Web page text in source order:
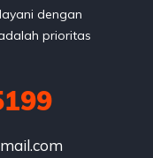
dengan
prioritas